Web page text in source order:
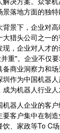
落地方面的独特
景下，企业对
猎头公司之一
，企业对人才
重"。企业不仅
商业洞察力和
作为中国机器
为机器人行业人
机器人企业的客
客户集中在制
、家政等To C